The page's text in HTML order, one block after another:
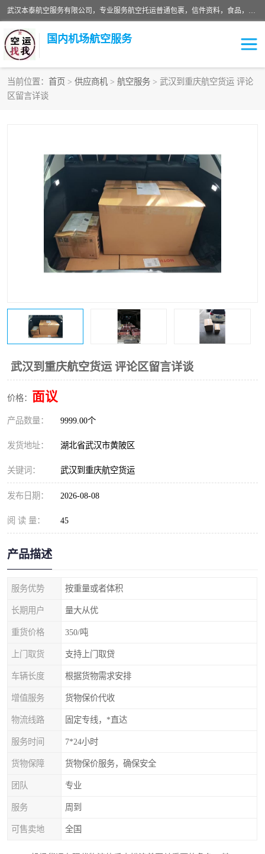
武汉本泰航空服务有限公司，专业服务航空托运普通包裹，信件资料，食品，服装，快消品等运输的专线空运，完善的网络服务确保为客户提供准确、*、安全的“门对门”服务，本着“诚信为本、精诚合作”的服务宗旨.“以安全运输为保障，以运价合理要求市场”的经营理念。武汉机场货运、武汉航空物流、武汉空运、武汉天河国际机场东方、南方、国际航空、机场空运业务覆盖国内二三线机场城市，如：武汉-敦煌、武汉-柳州等
国内机场航空服务
当前位置： 首页 > 供应商机 > 航空服务 > 武汉到重庆航空货运 评论
区留言详谈
武汉到重庆航空货运 评论区留言详谈
价格： 面议
产品数量： 9999.00个
发货地址： 湖北省武汉市黄陂区
关键词： 武汉到重庆航空货运
发布日期： 2026-08-08
阅 读 量： 45
产品描述
服务优势 按重量或者体积
长期用户 量大从优
重货价格 350/吨
上门取货 支持上门取贷
车辆长度 根据货物需求安排
增值服务 货物保价代收
物流线路 固定专线，*直达
服务时间 7*24小时
货物保障 货物保价服务，确保安全
团队 专业
服务 周到
可售卖地 全国
航空服务